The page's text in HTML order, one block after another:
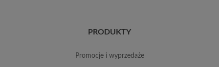
PRODUKTY
promocje i wyprzedaże